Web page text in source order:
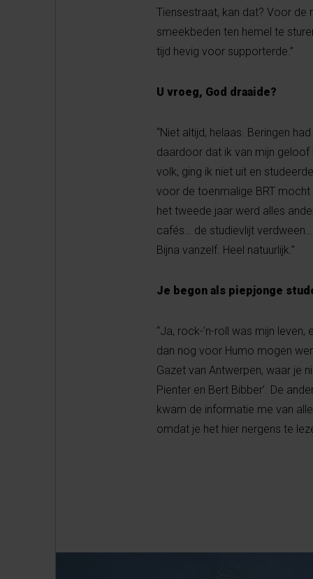
Tiensestraat, kan dat? Voor
smeekbeden ten hemel te
tijd hevig voor supporterde.”
U vroeg, God draaide?
“Niet altijd, helaas. Beringen
daardoor dat ik van mijn geloof
volk, ging ik niet uit en
voor de toenmalige BRT mocht
het tweede jaar werd alles
cafés… de studievlijt
Bijna vanzelf. Heel natuurlijk.”
Je begon als piepjonge
“Ja, rock-’n-roll was mijn
dan nog voor Humo mogen
Gazet van Antwerpen, waar je
Pienter en Bert Bibber’. De
kwam de informatie me van
omdat je het hier nergens te